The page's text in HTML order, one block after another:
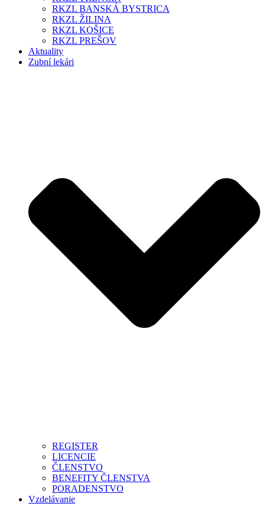
RKZL BANSKÁ BYSTRICA
RKZL ŽILINA
RKZL KOŠICE
RKZL PREŠOV
Aktuality
Zubní lekári
REGISTER
LICENCIE
ČLENSTVO
BENEFITY ČLENSTVA
PORADENSTVO
Vzdelávanie